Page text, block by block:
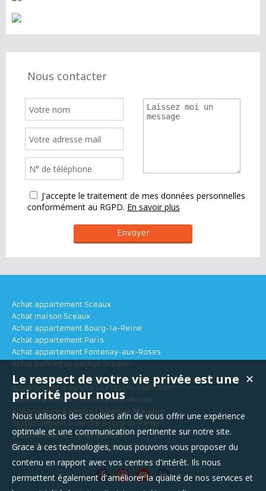
Nous contacter
J'accepte le traitement de mes données personnelles
conformément au RGPD. En savoir plus
Achat appartement Sceaux
Achat maison Sceaux
Achat appartement Bourg-la-Reine
Achat appartement Paris
Achat appartement Fontenay-aux-Roses
Achat parking et garage Sceaux
Appartement à vendre Le Plessis-Robinson
Maison à vendre Fontenay-aux-Roses
Appartement à vendre Châtenay-Malabry
Stationnement à vendre Bourg-la-Reine
Stationnement à louer Sceaux
Stationnement à vendre Sceaux
✕
Le respect de votre vie privée est une
priorité pour nous
Nous utilisons des cookies afin de vous offrir une expérience
optimale et une communication pertinente sur notre site.
Grace à ces technologies, nous pouvons vous proposer du
contenu en rapport avec vos centres d'intérêt. Ils nous
permettent également d'améliorer la qualité de nos services et